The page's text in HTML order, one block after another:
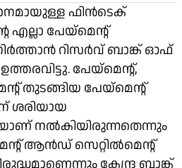
ആവിശ്യപ്പെട്ട്
ഫിൻടെക്
എല്ലാ പേയ്‌മെന്റ്
റിസർവ് ബാങ്ക് ഓഫ്
പേയ്‌മെന്റ്,
തുടങ്ങിയ പേയ്‌മെന്റ്
ശരിയായ
നൽകിയിരുന്നതെന്നും
ആൻഡ് സെറ്റിൽമെന്റ്
കേന്ദ്ര ബാങ്ക്